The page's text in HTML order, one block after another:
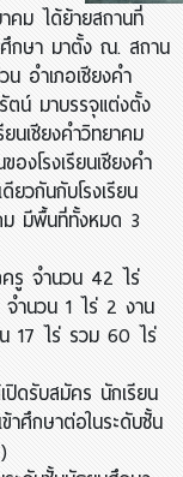
คม ได้ย้ายสถานที่
ศึกษา มาตั้ง ณ. สถาน
อำเภอเชียงคำ
น์ มาบรรจุแต่งตั้ง
นเชียงคำวิทยาคม
งโรงเรียนเชียงคำ
ยวกันกับโรงเรียน
ม มีพื้นที่ทั้งหมด 3
ครู จำนวน 42 ไร่
ำนวน 1 ไร่ 2 งาน
17 ไร่ รวม 60 ไร่
ปิดรับสมัคร นักเรียน
าศึกษาต่อในระดับชั้น